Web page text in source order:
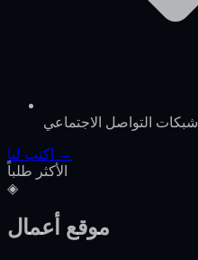
شبكات التواصل الاجتماعي
اكتب لنا →
الأكثر طلباً
◈
موقع أعمال